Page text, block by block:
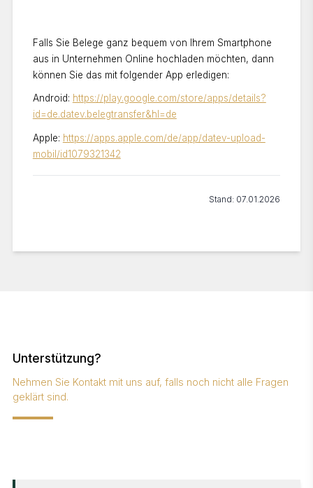
Arbeitnehmer Online?
Wie kann ich mein individuelles Rechnungs- oder
Angebotslayout hinterlegen?
Wie erreiche ich Unternehmen Online am schnellsten?
Welche Systemvoraussetzungen benötige ich für
Unternehmen Online
Falls Sie Belege ganz bequem von Ihrem Smartphone
aus in Unternehmen Online hochladen möchten, dann
können Sie das mit folgender App erledigen:
Android: https://play.google.com/store/apps/details?
id=de.datev.belegtransfer&hl=de
Apple: https://apps.apple.com/de/app/datev-upload-
mobil/id1079321342
Stand: 07.01.2026
Unterstützung?
Nehmen Sie Kontakt mit uns auf, falls noch nicht alle Fragen
geklärt sind.